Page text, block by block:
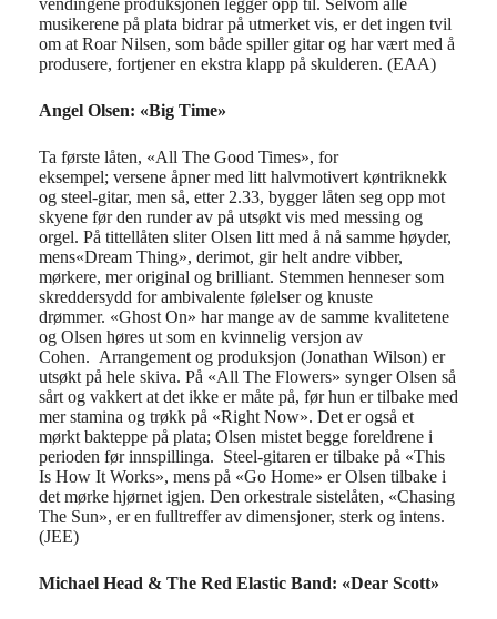
vendingene produksjonen legger opp til. Selvom alle
musikerene på plata bidrar på utmerket vis, er det ingen tvil
om at Roar Nilsen, som både spiller gitar og har vært med å
produsere, fortjener en ekstra klapp på skulderen. (EAA)
Angel Olsen: «Big Time»
Ta første låten, «All The Good Times», for
eksempel; versene åpner med litt halvmotivert køntriknekk
og steel-gitar, men så, etter 2.33, bygger låten seg opp mot
skyene før den runder av på utsøkt vis med messing og
orgel. På tittellåten sliterOlsen litt med å nå samme høyder,
mens«Dream Thing», derimot, gir helt andre vibber,
mørkere, meroriginal og brilliant. Stemmen henneser som
skreddersydd for ambivalente følelser og knuste
drømmer. «Ghost On» har mange av de samme kvalitetene
og Olsen høres ut som en kvinnelig versjon av
Cohen. Arrangement og produksjon (Jonathan Wilson) er
utsøkt på hele skiva. På «All The Flowers» syngerOlsen så
sårt og vakkert at det ikke er måte på, før hun er tilbake med
mer stamina og trøkk på «Right Now». Det er også et
mørkt bakteppe på plata; Olsen mistet begge foreldrene i
perioden før innspillinga. Steel-gitaren er tilbake på «This
Is How It Works», mens på «Go Home» erOlsen tilbake i
det mørke hjørnet igjen. Den orkestrale sistelåten, «Chasing
The Sun», er en fulltrefferav dimensjoner, sterk og intens.
(JEE)
Michael Head & The Red Elastic Band: «Dear Scott»